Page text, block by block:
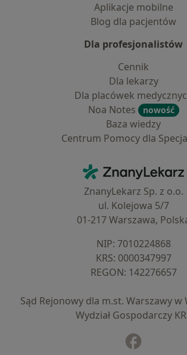
Aplikacje mobilne
Blog dla pacjentów
Dla profesjonalistów
Cennik
Dla lekarzy
Dla placówek
Noa Notes
nowość
Baza wiedzy
Centrum Pomocy dla
ZnanyLekarz -
ZnanyLekarz Sp. z o.o.
ul. Kolejowa 5/7
01-217 Warszawa,
NIP: ⁠7010224868
KRS: ⁠0000347997
REGON: ⁠142276657
Sąd Rejonowy dla m.st. Warszawy w
Wydział Gospodarczy